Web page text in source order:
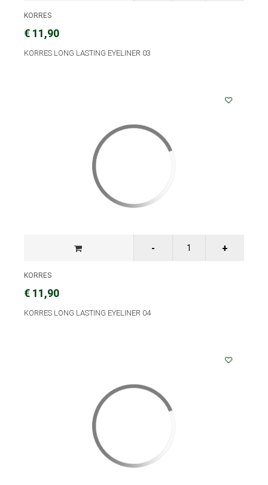
KORRES
€ 11,90
KORRES LONG LASTING EYELINER 03
KORRES
€ 11,90
KORRES LONG LASTING EYELINER 04